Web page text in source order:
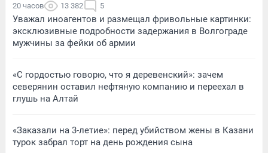
20 часов 13 382 5
Уважал иноагентов и размещал фривольные картинки:
эксклюзивные подробности задержания в Волгограде
мужчины за фейки об армии
«С гордостью говорю, что я деревенский»: зачем
северянин оставил нефтяную компанию и переехал в
глушь на Алтай
«Заказали на 3-летие»: перед убийством жены в Казани
турок забрал торт на день рождения сына